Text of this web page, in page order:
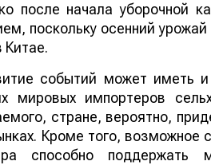
после начала уборочной
поскольку осенний
Китае.
событий может иметь
мировых импортеров
стране, вероятно,
Кроме того,
способно